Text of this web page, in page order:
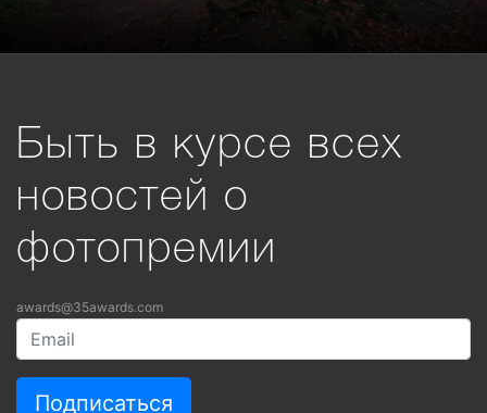
Быть в курсе всех
новостей о
фотопремии
awards@35awards.com